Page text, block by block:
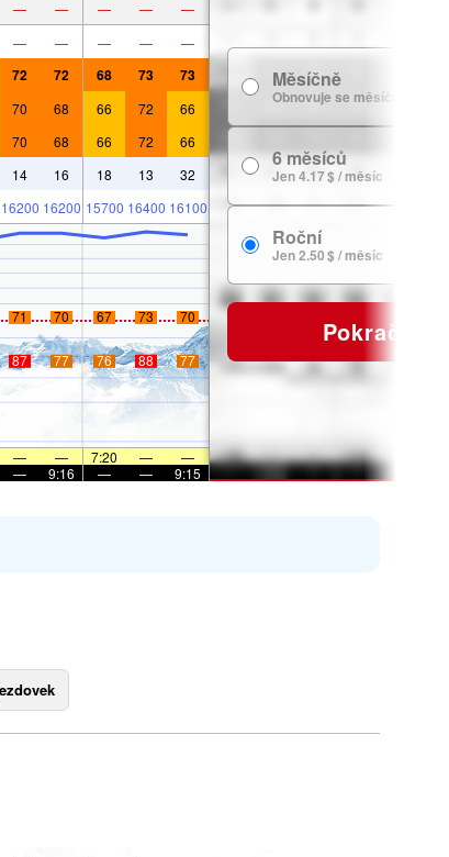
— — — — —
— — — — —
72 72 68 73 73
70 68 66 72 66
70 68 66 72 66
14 16 18 13 32
16200 16200 15700 16400 16100
71 70 67 73 70
87 77 76 88 77
— — 7:20 —
—
— 9:16 — — 9:15
Měsíčně
Obnovuje se měsíčně
6 měsíců
Jen 4.17 $ / měsíc
Roční
Jen 2.50 $ / měsíc
Pokračovat